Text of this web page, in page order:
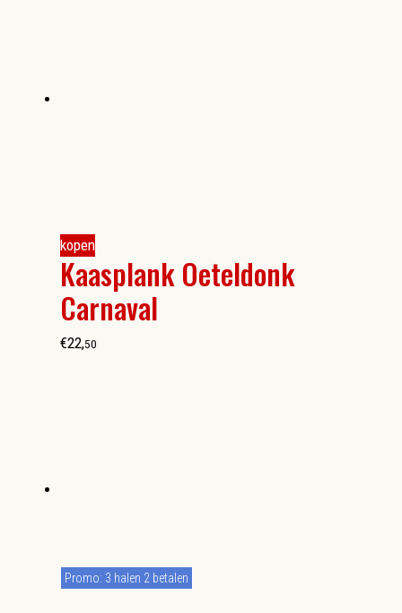
kopen
Kaasplank Oeteldonk
Carnaval
€22,50
Promo: 3 halen 2 betalen